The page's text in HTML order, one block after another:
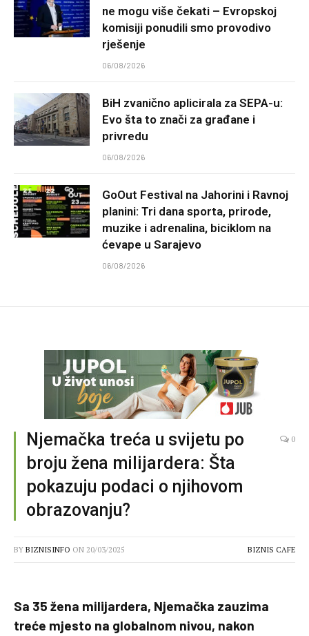
ne mogu više čekati – Evropskoj
komisiji ponudili smo provodivo
rješenje
06/08/2026
BiH zvanično aplicirala za SEPA-u:
Evo šta to znači za građane i
privredu
06/08/2026
GoOut Festival na Jahorini i Ravnoj
planini: Tri dana sporta, prirode,
muzike i adrenalina, biciklom na
ćevape u Sarajevo
06/08/2026
Njemačka treća u svijetu po
broju žena milijardera: Šta
pokazuju podaci o njihovom
obrazovanju?
0
BY BIZNISINFO ON 20/03/2025 BIZNIS CAFE
Sa 35 žena milijardera, Njemačka zauzima
treće mjesto na globalnom nivou, nakon